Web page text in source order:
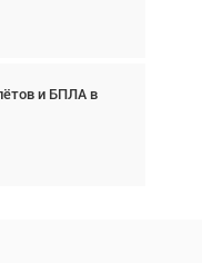
и БПЛА в
к